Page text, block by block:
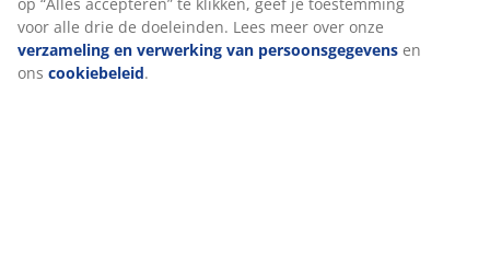
voor alle drie de doeleinden. Lees meer over onze
verzameling en verwerking van persoonsgegevens en
ons cookiebeleid.